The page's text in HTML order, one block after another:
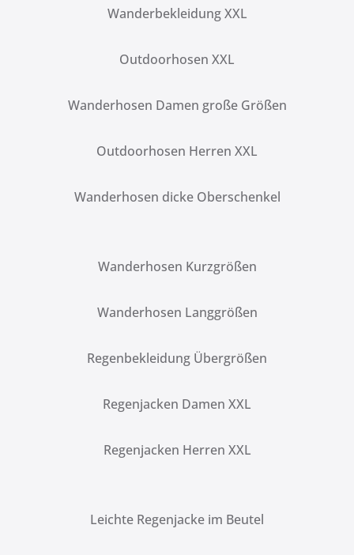
Wanderbekleidung XXL
Outdoorhosen XXL
Wanderhosen Damen große Größen
Outdoorhosen Herren XXL
Wanderhosen dicke Oberschenkel
Wanderhosen Kurzgrößen
Wanderhosen Langgrößen
Regenbekleidung Übergrößen
Regenjacken Damen XXL
Regenjacken Herren XXL
Leichte Regenjacke im Beutel